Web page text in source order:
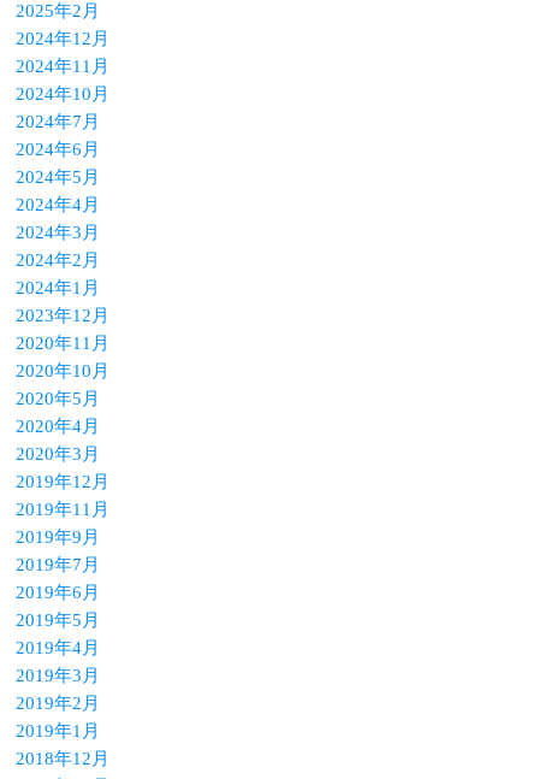
2025年2月
2024年12月
2024年11月
2024年10月
2024年7月
2024年6月
2024年5月
2024年4月
2024年3月
2024年2月
2024年1月
2023年12月
2020年11月
2020年10月
2020年5月
2020年4月
2020年3月
2019年12月
2019年11月
2019年9月
2019年7月
2019年6月
2019年5月
2019年4月
2019年3月
2019年2月
2019年1月
2018年12月